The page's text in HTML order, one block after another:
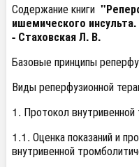
Содержание книги
ишемического
- Стаховская Л. В.
Базовые принципы
Виды реперфузионной
1. Протокол
1.1. Оценка показаний и
внутривенной